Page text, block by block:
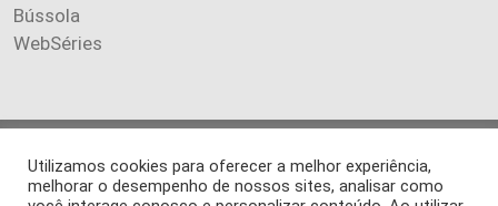
Bússola
WebSéries
Copyright 2026 INSTITUTO CIÊNCIA HOJE. Todos os direitos
reservados.
Utilizamos cookies para oferecer a melhor experiência,
melhorar o desempenho de nossos sites, analisar como